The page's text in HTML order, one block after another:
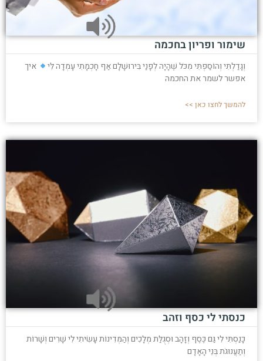
שימור ופריון בחכמה
וְגָדַלְתִּי וְהוֹסַפְתִּי מִכֹּל שֶׁהָיָה לְפָנַי בִּירוּשָׁלִָם אַף חָכְמָתִי עָמְדָה לִּי
איך
אפשר לשמר את החכמה
להמשך לחצו כאן >>
כנסתי לי כסף וזהב
כָּנַסְתִּי לִי גַּם כֶּסֶף וְזָהָב וּסְגֻלַּת מְלָכִים וְהַמְּדִינוֹת עָשִׂיתִי לִי שָׁרִים וְשָׁרוֹת
וְתַעֲנוּגֹת בְּנֵי הָאָדָם